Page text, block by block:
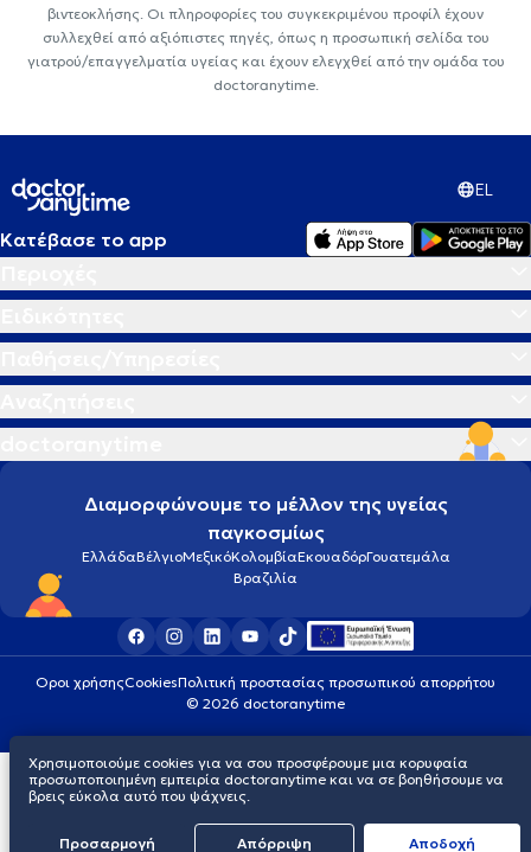
βιντεοκλήσης. Οι πληροφορίες του συγκεκριμένου προφίλ έχουν
συλλεχθεί από αξιόπιστες πηγές, όπως η προσωπική σελίδα του
γιατρού/επαγγελματία υγείας και έχουν ελεγχθεί από την ομάδα του
doctoranytime.
EL
Κατέβασε το app
Διαμορφώνουμε το μέλλον της υγείας
παγκοσμίως
ΕλλάδαΒέλγιοΜεξικόΚολομβίαΕκουαδόρΓουατεμάλα
Βραζιλία
Οροι χρήσηςCookiesΠολιτική προστασίας προσωπικού απορρήτου
© 2026 doctoranytime
Χρησιμοποιούμε cookies για να σου προσφέρουμε μια κορυφαία
προσωποποιημένη εμπειρία doctoranytime και να σε βοηθήσουμε να
βρεις εύκολα αυτό που ψάχνεις.
Προσαρμογή Απόρριψη Aποδοχή